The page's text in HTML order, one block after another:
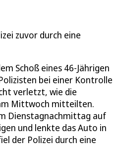
zuvor durch eine
Schoß eines 46-Jährigen
bei einer Kontrolle
verletzt, wie die
Mittwoch mitteilten.
Dienstagnachmittag auf
und lenkte das Auto in
der Polizei durch eine